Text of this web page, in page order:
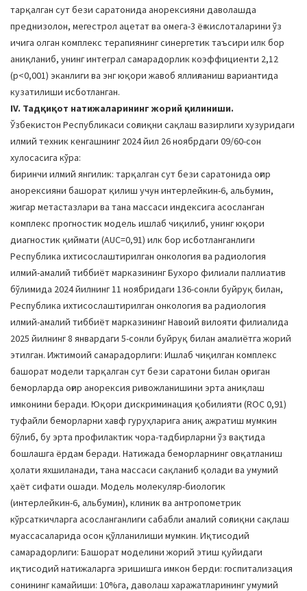
тарқалган сут бези саратонида анорексияни даволашда
преднизолон, мегестрол ацетат ва омега-3 ёғ кислоталарини ўз
ичига олган комплекс терапиянинг синергетик таъсири илк бор
аниқланиб, унинг интеграл самарадорлик коэффициенти 2,12
(p<0,001) эканлиги ва энг юқори жавоб яллиғланиш вариантида
кузатилиши исботланган.
IV. Тадқиқот натижаларининг жорий қилиниши.
Ўзбекистон Республикаси соғлиқни сақлаш вазирлиги хузуридаги
илмий техник кенгашнинг 2024 йил 26 ноябрдаги 09/60-сон
хулосасига кўра:
биринчи илмий янгилик: тарқалган сут бези саратонида оғир
анорексияни башорат қилиш учун интерлейкин-6, альбумин,
жигар метастазлари ва тана массаси индексига асосланган
комплекс прогностик модель ишлаб чиқилиб, унинг юқори
диагностик қиймати (AUC=0,91) илк бор исботланганлиги
Республика ихтисослаштирилган онкология ва радиология
илмий-амалий тиббиёт марказининг Бухоро филиали паллиатив
бўлимида 2024 йилнинг 11 ноябридаги 136-сонли буйруқ билан,
Республика ихтисослаштирилган онкология ва радиология
илмий-амалий тиббиёт марказининг Навоий вилояти филиалида
2025 йилнинг 8 январдаги 5-сонли буйруқ билан амалиётга жорий
этилган. Ижтимоий самарадорлиги: Ишлаб чиқилган комплекс
башорат модели тарқалган сут бези саратони билан оғриган
беморларда оғир анорексия ривожланишини эрта аниқлаш
имконини беради. Юқори дискриминация қобилияти (ROC 0,91)
туфайли беморларни хавф гуруҳларига аниқ ажратиш мумкин
бўлиб, бу эрта профилактик чора-тадбирларни ўз вақтида
бошлашга ёрдам беради. Натижада беморларнинг овқатланиш
ҳолати яхшиланади, тана массаси сақланиб қолади ва умумий
ҳаёт сифати ошади. Модель молекуляр-биологик
(интерлейкин-6, альбумин), клиник ва антропометрик
кўрсаткичларга асосланганлиги сабабли амалий соғлиқни сақлаш
муассасаларида осон қўлланилиши мумкин. Иқтисодий
самарадорлиги: Башорат моделини жорий этиш қуйидаги
иқтисодий натижаларга эришишга имкон берди: госпитализация
сонининг камайиши: 10%га, даволаш харажатларининг умумий